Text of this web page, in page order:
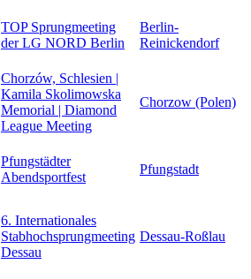
TOP Sprungmeeting
der LG NORD Berlin
Berlin-
Reinickendorf
Chorzów, Schlesien |
Kamila Skolimowska
Memorial | Diamond
League Meeting
Chorzow (Polen)
Pfungstädter
Abendsportfest
Pfungstadt
6. Internationales
Stabhochsprungmeeting
Dessau
Dessau-Roßlau